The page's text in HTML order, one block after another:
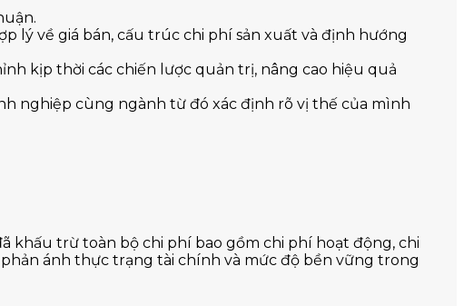
lý về giá bán, cấu trúc chi phí sản xuất và định hướng
kịp thời các chiến lược quản trị, nâng cao hiệu quả
nghiệp cùng ngành từ đó xác định rõ vị thế của mình
khấu trừ toàn bộ chi phí bao gồm chi phí hoạt động, chi
ánh thực trạng tài chính và mức độ bền vững trong